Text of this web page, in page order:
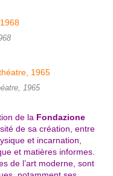
1965
de la Fondazione
de sa création, entre
et incarnation,
et matières informes.
de l’art moderne, sont